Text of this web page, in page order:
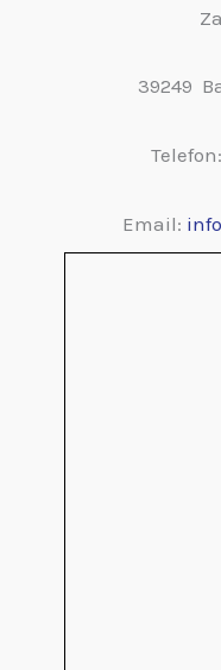
39249
Email: